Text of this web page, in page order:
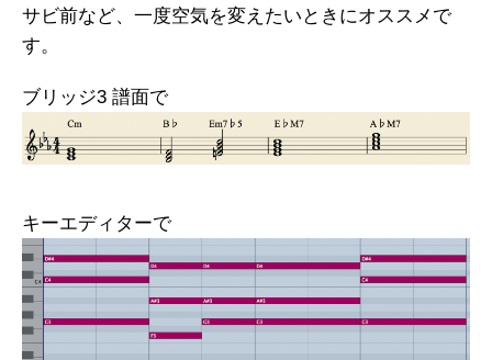
サビ前など、一度空気を変えたいときにオススメで
す。
ブリッジ3 譜面で
キーエディターで